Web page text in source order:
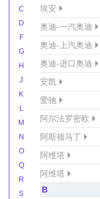
C
D
F
G
H
J
K
L
M
N
O
Q
R
S
埃安
奥迪-一汽奥迪
奥迪-上汽奥迪
奥迪-进口奥迪
安凯
爱驰
阿尔法罗密欧
阿斯顿马丁
阿维塔
阿维塔
B